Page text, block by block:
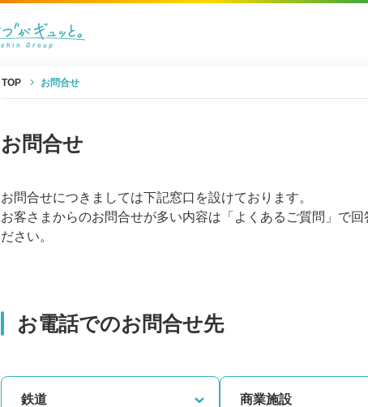
TOP お問合せ
お問合せ
お問合せにつきましては下記窓口を設けております。
お客さまからのお問合せが多い内容は「よくあるご質問」で
ださい。
お電話でのお問合せ先
鉄道 商業施設